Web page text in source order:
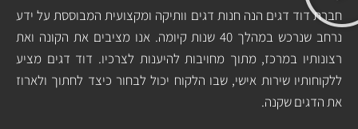
חברת דוד דגים הנה חנות דגים וותיקה ומקצועית המבוססת על ידע
נרחב שנרכש במהלך 40 שנות קיומה. אנו מציבים את הקונה ואת
רצונותיו במרכז, מתוך מחויבות להיענות לצרכיו. דוד דגים מציע
ללקוחותיו שירות אישי, שבו הלקוח יכול לבחור כיצד לחתוך ולארוז
את הדגים שקנה.